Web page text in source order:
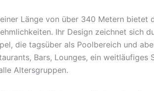
Länge von über 340 Metern bietet
Ihr Design zeichnet sich
die tagsüber als Poolbereich und
Bars, Lounges, ein
Altersgruppen.